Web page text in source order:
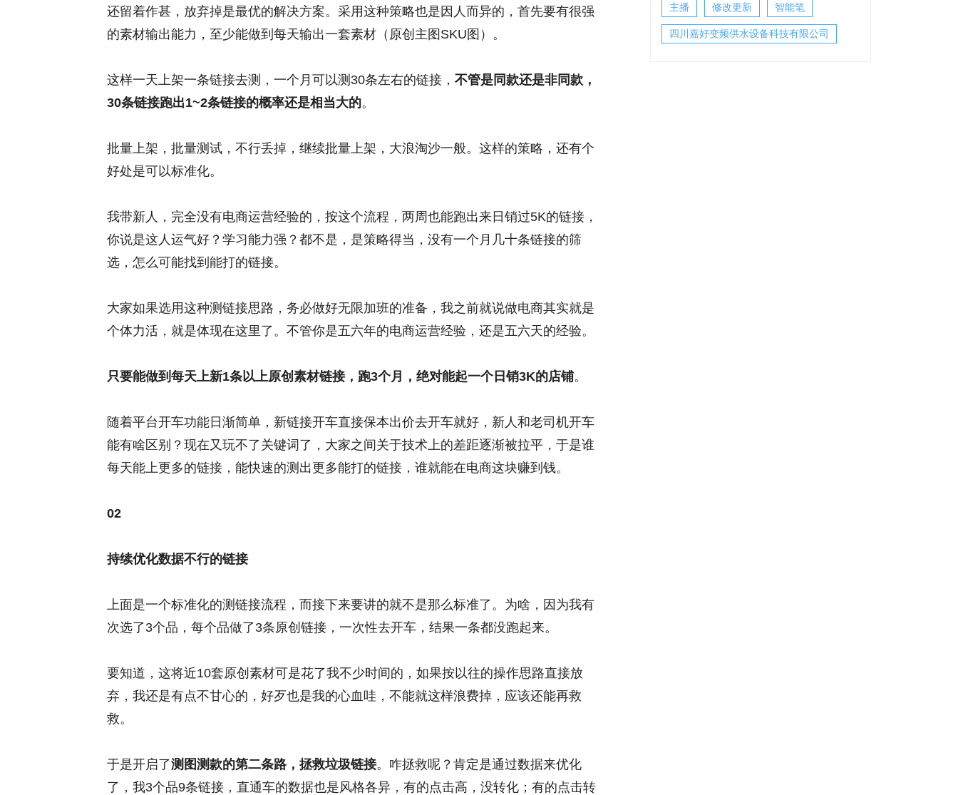
还留着作甚，放弃掉是最优的解决方案。采用这种策略也是因人而异的，首先要有很强
的素材输出能力，至少能做到每天输出一套素材（原创主图SKU图）。
这样一天上架一条链接去测，一个月可以测30条左右的链接， 不管是同款还是非同款，
30条链接跑出1~2条链接的概率还是相当大的。
批量上架，批量测试，不行丢掉，继续批量上架，大浪淘沙一般。这样的策略，还有个
好处是可以标准化。
我带新人，完全没有电商运营经验的，按这个流程，两周也能跑出来日销过5K的链接，
你说是这人运气好？学习能力强？都不是，是策略得当，没有一个月几十条链接的筛
选，怎么可能找到能打的链接。
大家如果选用这种测链接思路，务必做好无限加班的准备，我之前就说做电商其实就是
个体力活，就是体现在这里了。不管你是五六年的电商运营经验，还是五六天的经验。
只要能做到每天上新1条以上原创素材链接，跑3个月，绝对能起一个日销3K的店铺。
随着平台开车功能日渐简单，新链接开车直接保本出价去开车就好，新人和老司机开车
能有啥区别？现在又玩不了关键词了，大家之间关于技术上的差距逐渐被拉平，于是谁
每天能上更多的链接，能快速的测出更多能打的链接，谁就能在电商这块赚到钱。
02
持续优化数据不行的链接
上面是一个标准化的测链接流程，而接下来要讲的就不是那么标准了。为啥，因为我有
次选了3个品，每个品做了3条原创链接，一次性去开车，结果一条都没跑起来。
要知道，这将近10套原创素材可是花了我不少时间的，如果按以往的操作思路直接放
弃，我还是有点不甘心的，好歹也是我的心血哇，不能就这样浪费掉，应该还能再救
救。
于是开启了测图测款的第二条路，拯救垃圾链接。咋拯救呢？肯定是通过数据来优化
了，我3个品9条链接，直通车的数据也是风格各异，有的点击高，没转化；有的点击转
主播 修改更新 智能笔
四川嘉好变频供水设备科技有限公司